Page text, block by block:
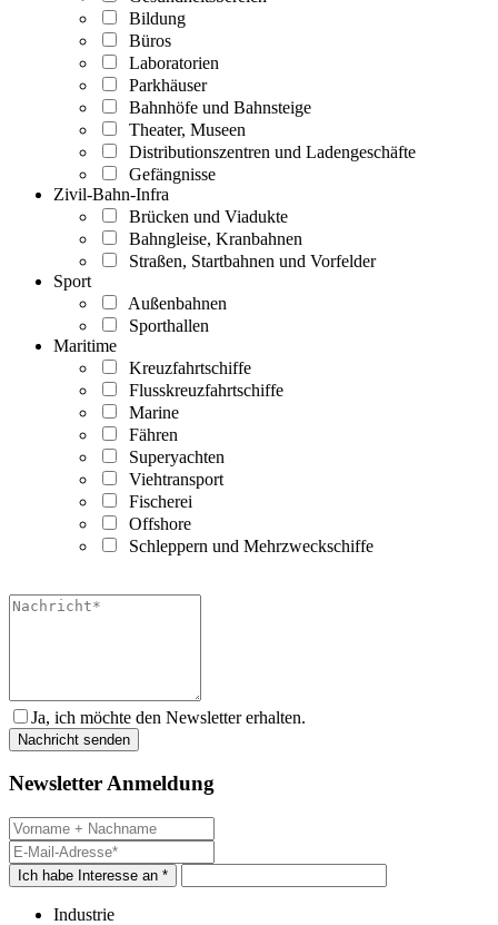
Bildung
Büros
Laboratorien
Parkhäuser
Bahnhöfe und Bahnsteige
Theater, Museen
Distributionszentren und Ladengeschäfte
Gefängnisse
Zivil-Bahn-Infra
Brücken und Viadukte
Bahngleise, Kranbahnen
Straßen, Startbahnen und Vorfelder
Sport
Außenbahnen
Sporthallen
Maritime
Kreuzfahrtschiffe
Flusskreuzfahrtschiffe
Marine
Fähren
Superyachten
Viehtransport
Fischerei
Offshore
Schleppern und Mehrzweckschiffe
Ja, ich möchte den Newsletter erhalten.
Newsletter Anmeldung
Ich habe Interesse an *
Industrie